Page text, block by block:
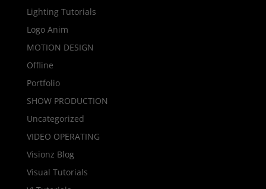
Lighting Tutorials
Logo Anim
MOTION DESIGN
Offline
Portfolio
SHOW PRODUCTION
Uncategorized
VIDEO OPERATING
Visionz Blog
Visual Tutorials